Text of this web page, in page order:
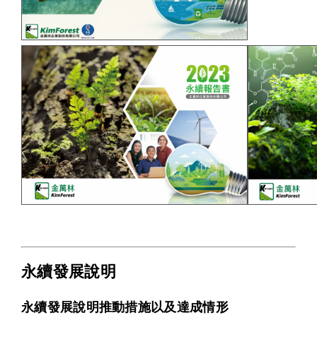
永續發展說明
永續發展說明推動措施以及達成情形